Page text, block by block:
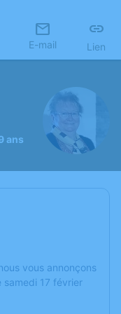
E-mail Lien
ans
vous annonçons
samedi 17 février